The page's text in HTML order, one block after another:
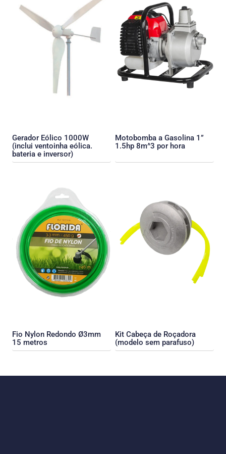
Gerador Eólico 1000W
(inclui ventoinha eólica.
bateria e inversor)
Motobomba a Gasolina 1”
1.5hp 8m^3 por hora
Fio Nylon Redondo Ø3mm
15 metros
Kit Cabeça de Roçadora
(modelo sem parafuso)